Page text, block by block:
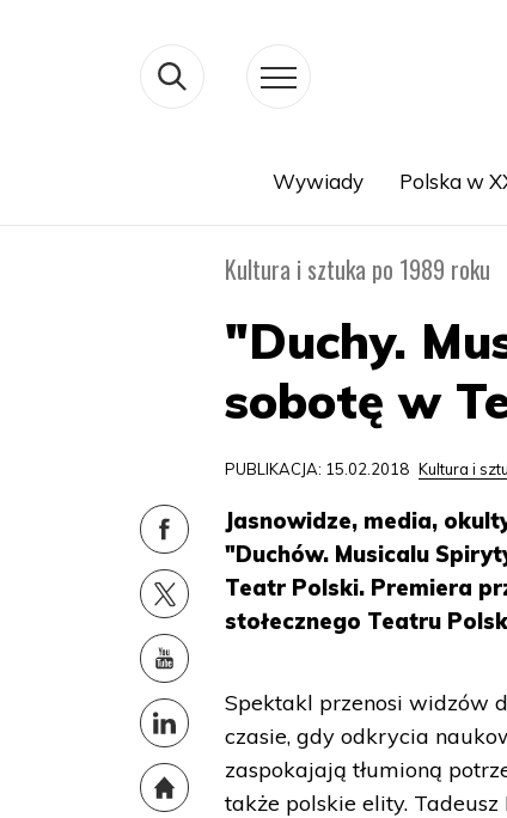
Wywiady Polska w
Kultura i sztuka po 1989 roku
"Duchy.
sobotę w
PUBLIKACJA: 15.02.2018 Kultura i
Jasnowidze, media,
"Duchów. Musicalu
Teatr Polski. Premiera
stołecznego Teatru
Spektakl przenosi widzów
czasie, gdy odkrycia
zaspokajają tłumioną
także polskie elity.